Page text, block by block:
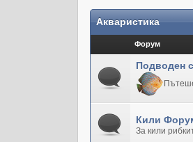
Акваристика
Форум
Подводен
Кили
За кили